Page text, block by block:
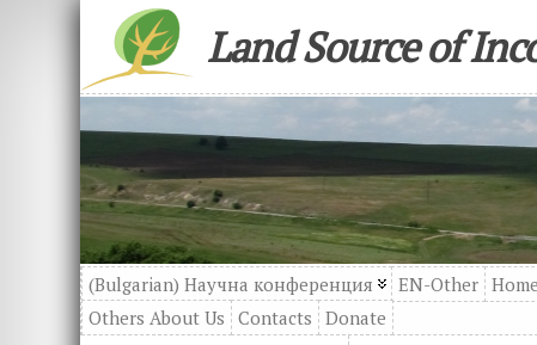
Land Source of
(Bulgarian) Научна конференция EN-Other Home
Others About Us
Contacts Donatе